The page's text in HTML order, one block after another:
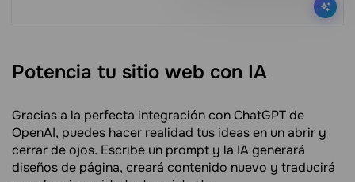
Potencia tu sitio web con IA
Gracias a la perfecta integración con ChatGPT de
OpenAI, puedes hacer realidad tus ideas en un abrir y
cerrar de ojos. Escribe un prompt y la IA generará
diseños de página, creará contenido nuevo y traducirá